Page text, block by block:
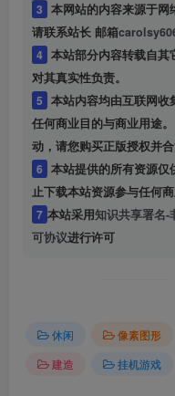
3 本网站的内容来源于网
请联系站长 邮箱
4 本站部分内容转载自其
对其真实性负责。
5
任何商业目的与商业用途
动，请您购买正版授权并合
6 本站提供的所有资源仅
止下载本站资源参与任何
7 本站采用知识共享署名-
可协议进行许可
休闲 像素图形
建造
挂机游戏